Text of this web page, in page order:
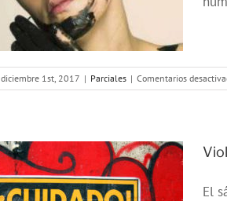
diciembre 1st, 2017 | Parciales | Comentarios
El